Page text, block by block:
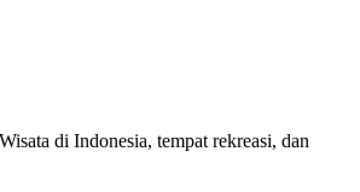
di Indonesia, tempat rekreasi, dan